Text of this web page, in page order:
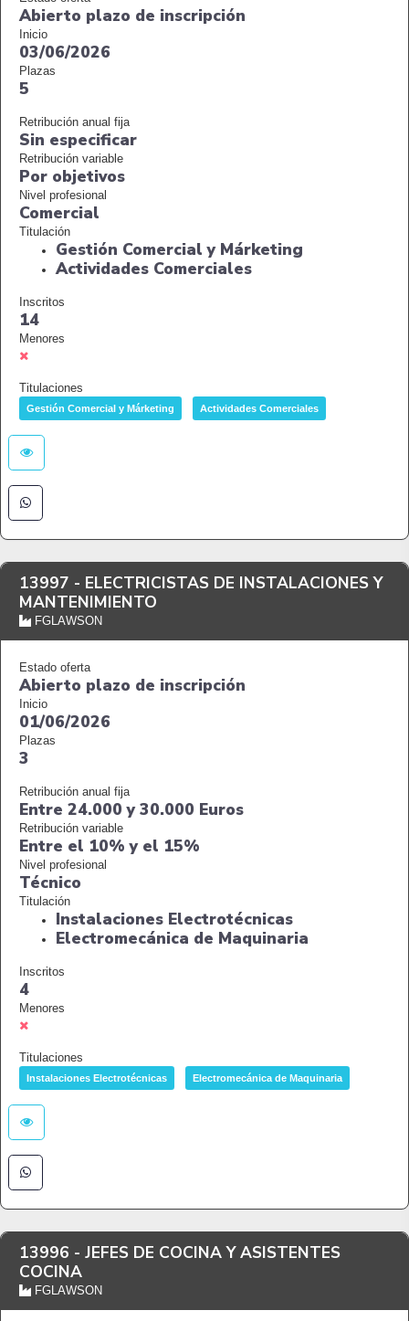
Abierto plazo de inscripción
Inicio
03/06/2026
Plazas
5
Retribución anual fija
Sin especificar
Retribución variable
Por objetivos
Nivel profesional
Comercial
Titulación
Gestión Comercial y Márketing
Actividades Comerciales
Inscritos
14
Menores
Titulaciones
Gestión Comercial y Márketing Actividades Comerciales
13997 - ELECTRICISTAS DE INSTALACIONES Y
MANTENIMIENTO
FGLAWSON
Estado oferta
Abierto plazo de inscripción
Inicio
01/06/2026
Plazas
3
Retribución anual fija
Entre 24.000 y 30.000 Euros
Retribución variable
Entre el 10% y el 15%
Nivel profesional
Técnico
Titulación
Instalaciones Electrotécnicas
Electromecánica de Maquinaria
Inscritos
4
Menores
Titulaciones
Instalaciones Electrotécnicas Electromecánica de Maquinaria
13996 - JEFES DE COCINA Y ASISTENTES
COCINA
FGLAWSON